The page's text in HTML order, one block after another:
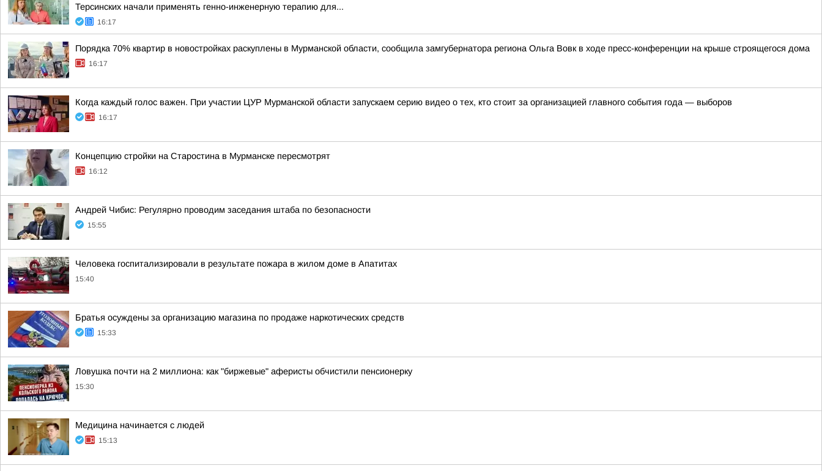
Терсинских начали применять генно-инженерную терапию для...
16:17
Порядка 70% квартир в новостройках раскуплены в Мурманской области, сообщила замгубернатора региона Ольга Вовк в ходе пресс-конференции на крыше строящегося дома
16:17
Когда каждый голос важен. При участии ЦУР Мурманской области запускаем серию видео о тех, кто стоит за организацией главного события года — выборов
16:17
Концепцию стройки на Старостина в Мурманске пересмотрят
16:12
Андрей Чибис: Регулярно проводим заседания штаба по безопасности
15:55
Человека госпитализировали в результате пожара в жилом доме в Апатитах
15:40
Братья осуждены за организацию магазина по продаже наркотических средств
15:33
Ловушка почти на 2 миллиона: как "биржевые" аферисты обчистили пенсионерку
15:30
Медицина начинается с людей
15:13